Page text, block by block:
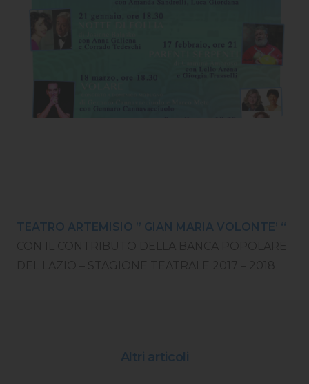
TEATRO ARTEMISIO ” GIAN MARIA VOLONTE’ “
Altri articoli